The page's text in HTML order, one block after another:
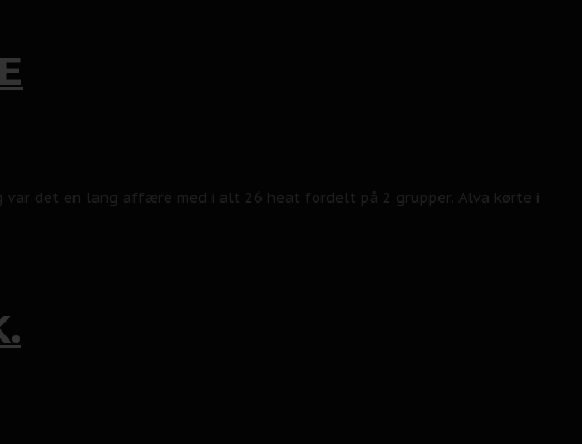
var det en lang affære med i alt 26 heat fordelt på 2 grupper. Alva kørte i